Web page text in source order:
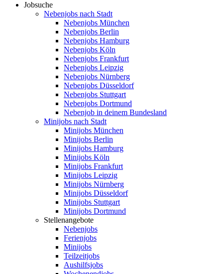
Jobsuche
Nebenjobs nach Stadt
Nebenjobs München
Nebenjobs Berlin
Nebenjobs Hamburg
Nebenjobs Köln
Nebenjobs Frankfurt
Nebenjobs Leipzig
Nebenjobs Nürnberg
Nebenjobs Düsseldorf
Nebenjobs Stuttgart
Nebenjobs Dortmund
Nebenjob in deinem Bundesland
Minijobs nach Stadt
Minijobs München
Minijobs Berlin
Minijobs Hamburg
Minijobs Köln
Minijobs Frankfurt
Minijobs Leipzig
Minijobs Nürnberg
Minijobs Düsseldorf
Minijobs Stuttgart
Minijobs Dortmund
Stellenangebote
Nebenjobs
Ferienjobs
Minijobs
Teilzeitjobs
Aushilfsjobs